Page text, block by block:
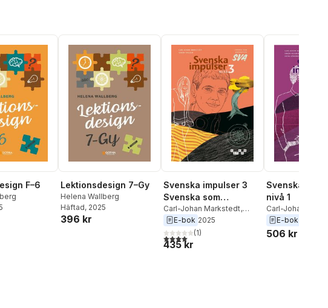
F–6 Lektionsdesign 7–Gy
Helena Wallberg
Häftad, 2025
396 kr
Svenska impulser 3
Svenska som
andraspråk
Carl-Johan Markstedt,
Simon Bogren
E-bok 2025
4,0utav 5 stjärnor. Totalt antal röster:
(1)
435 kr
Svenska
nivå 1
Carl-Johan
Sofia
Bogren
E-bok
506 kr